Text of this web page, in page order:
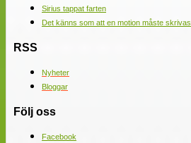
Sirius tappat farten
Det känns som att en motion måste skrivas
RSS
Nyheter
Bloggar
Följ oss
Facebook